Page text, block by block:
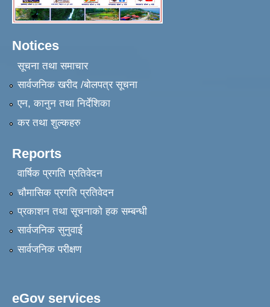
Notices
सूचना तथा समाचार
सार्वजनिक खरीद /बोलपत्र सूचना
एन, कानुन तथा निर्देशिका
कर तथा शुल्कहरु
Reports
वार्षिक प्रगति प्रतिवेदन
चौमासिक प्रगति प्रतिवेदन
प्रकाशन तथा सूचनाको हक सम्बन्धी
सार्वजनिक सुनुवाई
सार्वजनिक परीक्षण
eGov services